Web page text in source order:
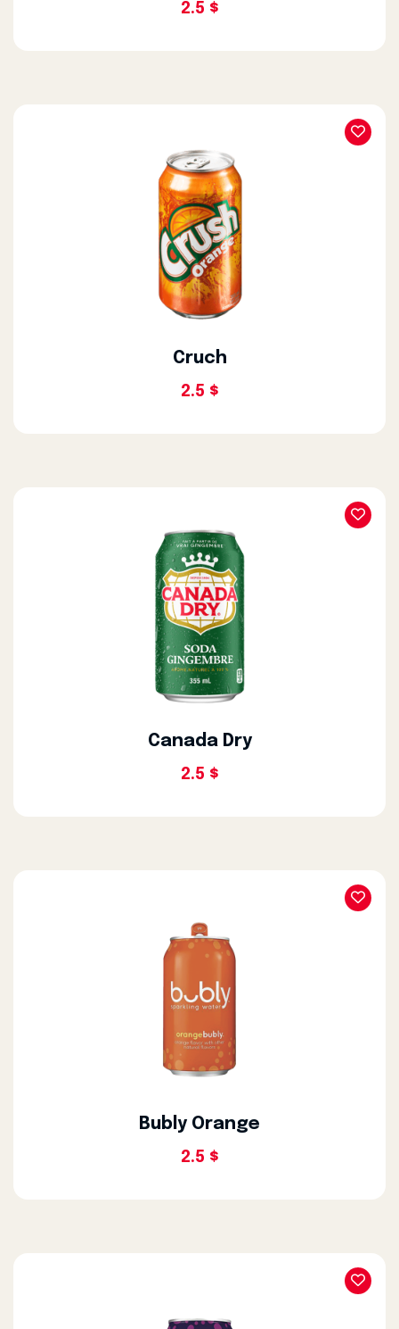
2.5 $
Cruch
2.5 $
Canada Dry
2.5 $
Bubly Orange
2.5 $